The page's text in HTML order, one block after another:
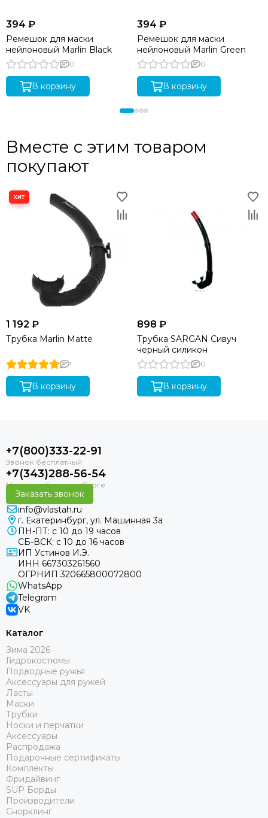
394 ₽
Ремешок для маски
нейлоновый Marlin Black
0
В корзину
394 ₽
Ремешок для маски
нейлоновый Marlin Green
0
В корзину
Вместе с этим товаром
покупают
1 192 ₽
Трубка Marlin Matte
1
В корзину
898 ₽
Трубка SARGAN Сивуч
черный силикон
0
В корзину
+7(800)333-22-91
+7(343)288-56-54
Заказать звонок
info@vlastah.ru
г. Екатеринбург, ул. Машинная 3а
ПН-ПТ: с 10 до 19 часов
СБ-ВСК: с 10 до 16 часов
ИП Устинов И.Э.
ИНН 667303261560
ОГРНИП 320665800072800
WhatsApp
Telegram
VK
Каталог
Зима 2026
Гидрокостюмы
Подводные ружья
Аксессуары для ружей
Ласты
Маски
Трубки
Носки и перчатки
Аксессуары
Распродажа
Подарочные сертификаты
Комплекты
Фридайвинг
SUP Борды
Производители
Снорклинг